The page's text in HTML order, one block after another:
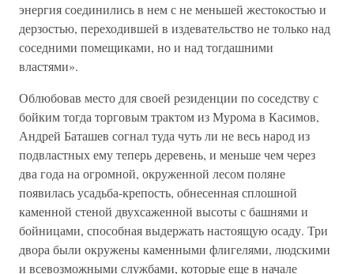
энергия соединились в нем с не меньшей жестокостью и
дерзостью, переходившей в издевательство не только над
соседними помещиками, но и над тогдашними
властями».
Облюбовав место для своей резиденции по соседству с
бойким тогда торговым трактом из Мурома в Касимов,
Андрей Баташев согнал туда чуть ли не весь народ из
подвластных ему теперь деревень, и меньше чем через
два года на огромной, окруженной лесом поляне
появилась усадьба-крепость, обнесенная сплошной
каменной стеной двухсаженной высоты с башнями и
бойницами, способная выдержать настоящую осаду. Три
двора были окружены каменными флигелями, людскими
и всевозможными службами, которые еще в начале